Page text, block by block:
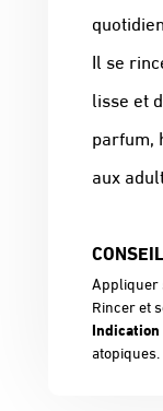
Il se
lisse et
parfum,
aux
Appliquer
Rincer et
Indication
atopiques.